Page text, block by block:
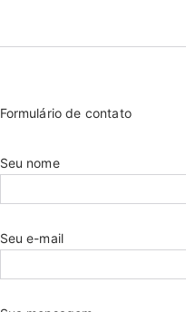
Formulário de contato
Seu nome
Seu e-mail